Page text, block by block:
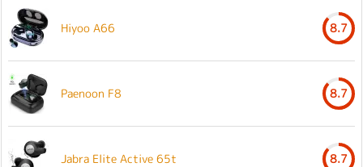
Hiyoo A66 8.7
Paenoon F8 8.7
Jabra Elite Active 65t 8.7